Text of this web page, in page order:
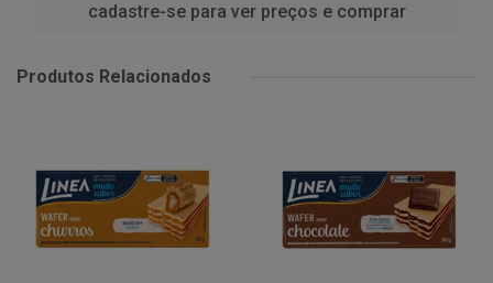
cadastre-se para ver preços e comprar
Produtos Relacionados